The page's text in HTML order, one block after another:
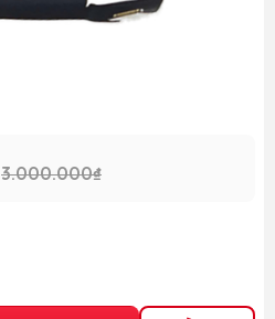
3.000.000₫